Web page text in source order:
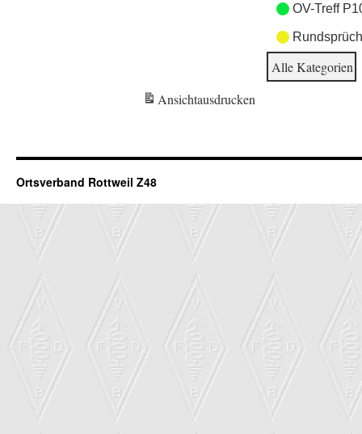
OV-Treff
Alle Kategorien
Ansichtausdrucken
Ortsverband Rottweil Z48